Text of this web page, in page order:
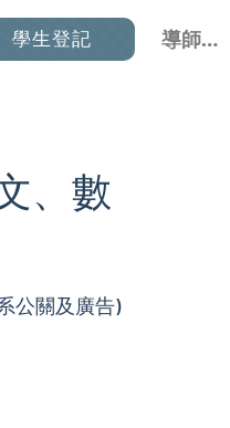
導師登入
學生登記
、數